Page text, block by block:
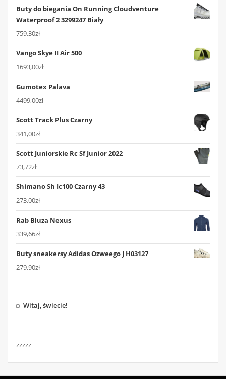
Buty do biegania On Running Cloudventure
Waterproof 2 3299247 Biały
759,30zł
Vango Skye II Air 500
1693,00zł
Gumotex Palava
4499,00zł
Scott Track Plus Czarny
341,00zł
Scott Juniorskie Rc Sf Junior 2022
73,72zł
Shimano Sh Ic100 Czarny 43
273,00zł
Rab Bluza Nexus
339,66zł
Buty sneakersy Adidas Ozweego J H03127
279,90zł
Witaj, świecie!
zzzzz